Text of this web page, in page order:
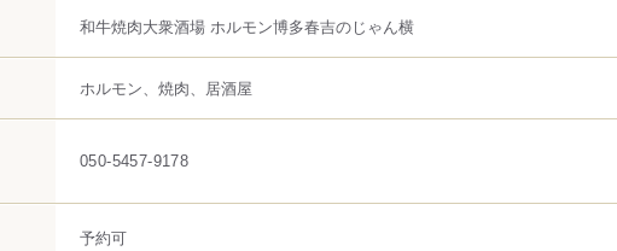
和牛焼肉大衆酒場 ホルモン博多春吉のじゃん横
ホルモン、焼肉、居酒屋
050-5457-9178
予約可